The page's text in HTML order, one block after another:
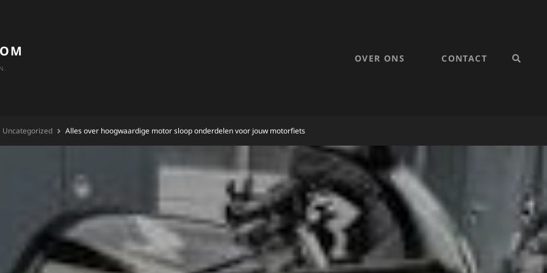
OVER ONS CONTACT
Uncategorized Alles over hoogwaardige motor sloop onderdelen voor jouw motorfiets